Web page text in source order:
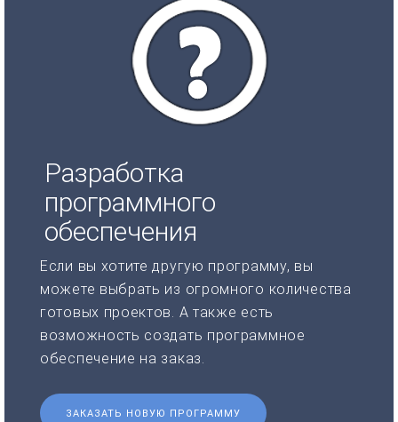
Разработка
программного
обеспечения
Если вы хотите другую программу, вы
можете выбрать из огромного количества
готовых проектов. А также есть
возможность создать программное
обеспечение на заказ.
ЗАКАЗАТЬ НОВУЮ ПРОГРАММУ